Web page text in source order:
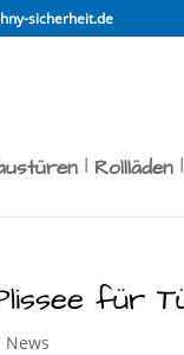
sicherheit.de
Rollläden
für
News